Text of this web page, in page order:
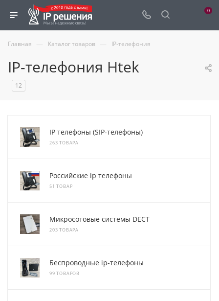
0
Главная — Каталог товаров — IP-телефония
IP-телефония Htek
12
IP телефоны (SIP-телефоны)
263 ТОВАРА
Российские ip телефоны
51 ТОВАР
Микросотовые системы DECT
203 ТОВАРА
Беспроводные ip-телефоны
99 ТОВАРОВ